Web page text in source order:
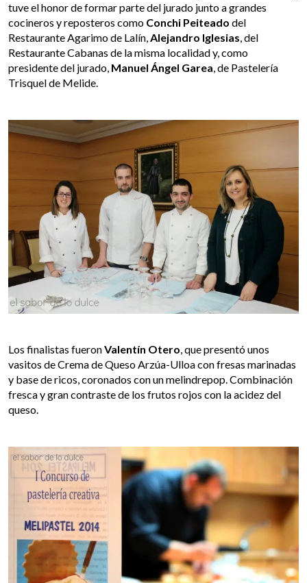
tuve el honor de formar parte del jurado junto a grandes
cocineros y reposteros como Conchi Peiteado del
Restaurante Agarimo de Lalín,Alejandro Iglesias, del
Restaurante Cabanas de la misma localidad y, como
presidente del jurado, Manuel Ángel Garea, de Pastelería
Trisquel de Melide.
Los finalistas fueronValentín Otero , que presentó unos
vasitos de Crema de Queso Arzúa-Ulloa con fresas marinadas
y base de ricos, coronados con un melindrepop. Combinación
fresca y gran contraste de los frutos rojos con la acidez del
queso.